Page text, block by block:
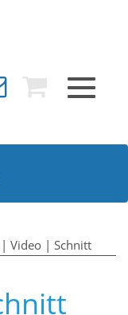
Toggle
Video | Schnitt